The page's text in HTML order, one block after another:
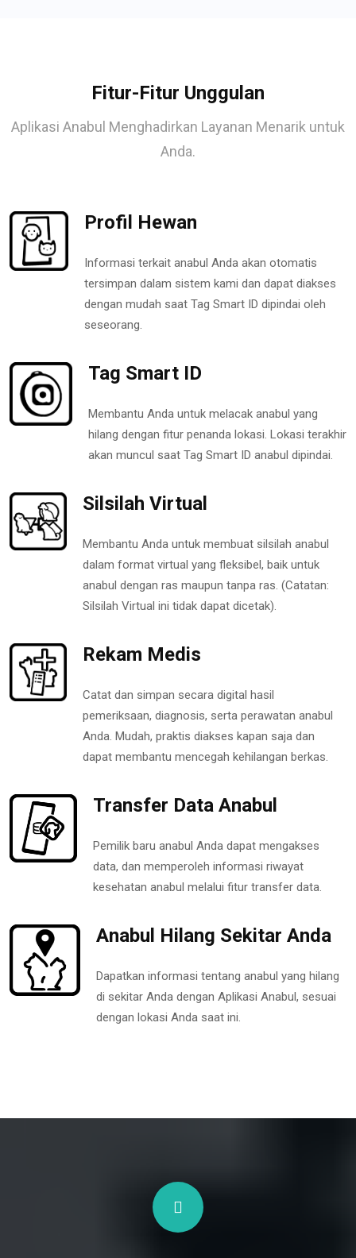
Fitur-Fitur Unggulan
Aplikasi Anabul Menghadirkan Layanan Menarik untuk
Anda.
Profil Hewan
Informasi terkait anabul Anda akan otomatis
tersimpan dalam sistem kami dan dapat diakses
dengan mudah saat Tag Smart ID dipindai oleh
seseorang.
Tag Smart ID
Membantu Anda untuk melacak anabul yang
hilang dengan fitur penanda lokasi. Lokasi terakhir
akan muncul saat Tag Smart ID anabul dipindai.
Silsilah Virtual
Membantu Anda untuk membuat silsilah anabul
dalam format virtual yang fleksibel, baik untuk
anabul dengan ras maupun tanpa ras. (Catatan:
Silsilah Virtual ini tidak dapat dicetak).
Rekam Medis
Catat dan simpan secara digital hasil
pemeriksaan, diagnosis, serta perawatan anabul
Anda. Mudah, praktis diakses kapan saja dan
dapat membantu mencegah kehilangan berkas.
Transfer Data Anabul
Pemilik baru anabul Anda dapat mengakses
data, dan memperoleh informasi riwayat
kesehatan anabul melalui fitur transfer data.
Anabul Hilang Sekitar Anda
Dapatkan informasi tentang anabul yang hilang
di sekitar Anda dengan Aplikasi Anabul, sesuai
dengan lokasi Anda saat ini.